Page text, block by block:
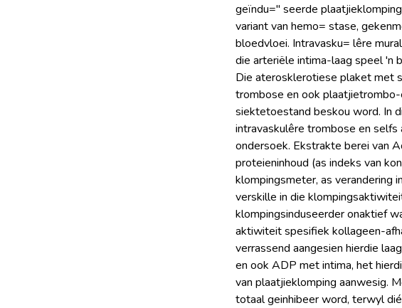
geïndu=" seerde
variant van hemo= stase,
bloedvloei. Intravasku= lêre
die arteriële intima-laag speel 'n
Die aterosklerotiese plaket met
trombose en ook
siektetoestand beskou word. In
intravaskulêre trombose en
ondersoek. Ekstrakte berei van
proteieninhoud (as indeks van
klompingsmeter, as verandering
verskille in die
klompingsinduseerder onaktief
aktiwiteit spesifiek kollageen-
verrassend aangesien hierdie
en ook ADP met intima, het
van plaatjieklomping aanwesig.
totaal geinhibeer word, terwyl